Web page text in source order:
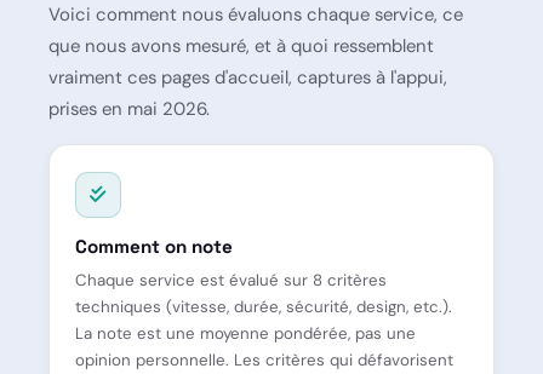
Voici comment nous évaluons chaque service, ce
que nous avons mesuré, et à quoi ressemblent
vraiment ces pages d'accueil, captures à l'appui,
prises en mai 2026.
Comment on note
Chaque service est évalué sur 8 critères
techniques (vitesse, durée, sécurité, design, etc.).
La note est une moyenne pondérée, pas une
opinion personnelle. Les critères qui défavorisent